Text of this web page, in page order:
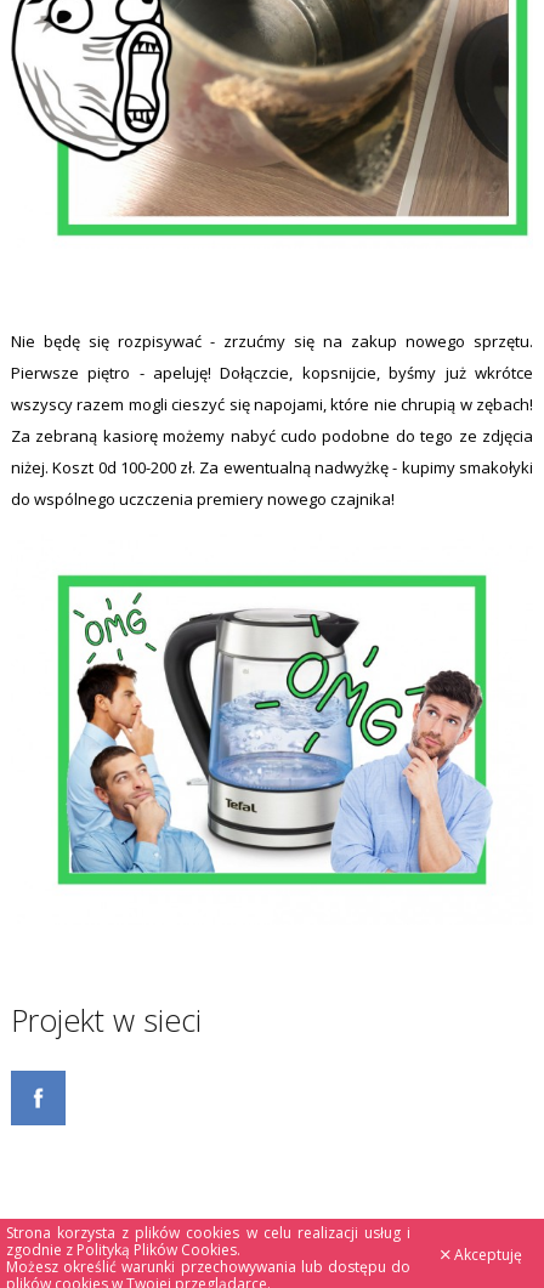
Strona korzysta z plików cookies w celu realizacji usług i
zgodnie z Polityką Plików Cookies.
Możesz określić warunki przechowywania lub dostępu do
plików cookies w Twojej przeglądarce.
Akceptuję
Nie będę się rozpisywać - zrzućmy się na zakup nowego sprzętu.
Pierwsze piętro - apeluję! Dołączcie, kopsnijcie, byśmy już wkrótce
wszyscy razem mogli cieszyć się napojami, które nie chrupią w zębach!
Za zebraną kasiorę możemy nabyć cudo podobne do tego ze zdjęcia
niżej. Koszt 0d 100-200 zł. Za ewentualną nadwyżkę - kupimy smakołyki
do wspólnego uczczenia premiery nowego czajnika!
Projekt w sieci